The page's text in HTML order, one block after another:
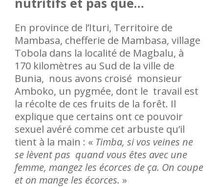
En province de l’Ituri, Territoire de
Mambasa, chefferie de Mambasa, village
Tobola dans la localité de Magbalu, à
170 kilomètres au Sud de la ville de
Bunia, nous avons croisé monsieur
Amboko, un pygmée, dont le travail est
la récolte de ces fruits de la forêt. Il
explique que certains ont ce pouvoir
sexuel avéré comme cet arbuste qu’il
tient à la main : « Timba, si vos veines ne
se lèvent pas quand vous êtes avec une
femme, mangez les écorces de ça. On coupe
et on mange les écorces. »